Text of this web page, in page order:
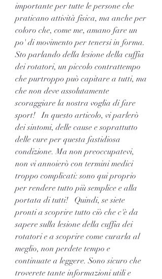
importante per tutte le persone che
praticano attività fisica, ma anche per
coloro che, come me, amano fare un
po' di movimento per tenersi in forma.
Sto parlando della lesione della cuffia
dei rotatori, un piccolo contrattempo
che purtroppo può capitare a tutti, ma
che non deve assolutamente
scoraggiare la nostra voglia di fare
sport!   In questo articolo, vi parlerò
dei sintomi, delle cause e soprattutto
delle cure per questa fastidiosa
condizione. Ma non preoccupatevi,
non vi annoierò con termini medici
troppo complicati: sono qui proprio
per rendere tutto più semplice e alla
portata di tutti!   Quindi, se siete
pronti a scoprire tutto ciò che c'è da
sapere sulla lesione della cuffia dei
rotatori e a scoprire come curarla al
meglio, non perdete tempo e
continuate a leggere. Sono sicuro che
troverete tante informazioni utili e